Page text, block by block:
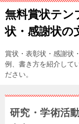
無料賞状テン
状・感謝状の
賞状・表彰状・感謝状
例、書き方を紹介して
ださい。
研究・学術活